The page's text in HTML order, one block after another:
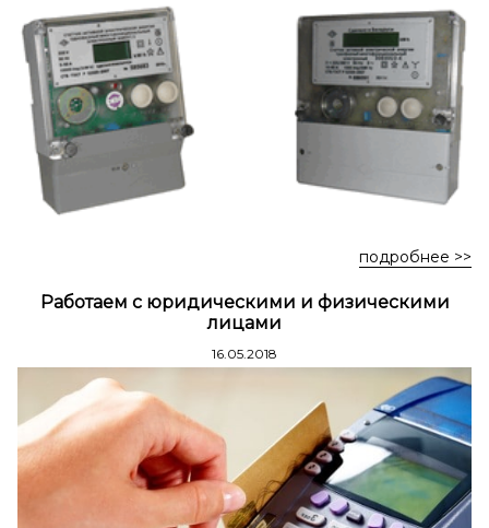
Стремянки стальные
Стремянки двухсторонние стальные
подробнее >>
Работаем с юридическими и физическими
лицами
16.05.2018